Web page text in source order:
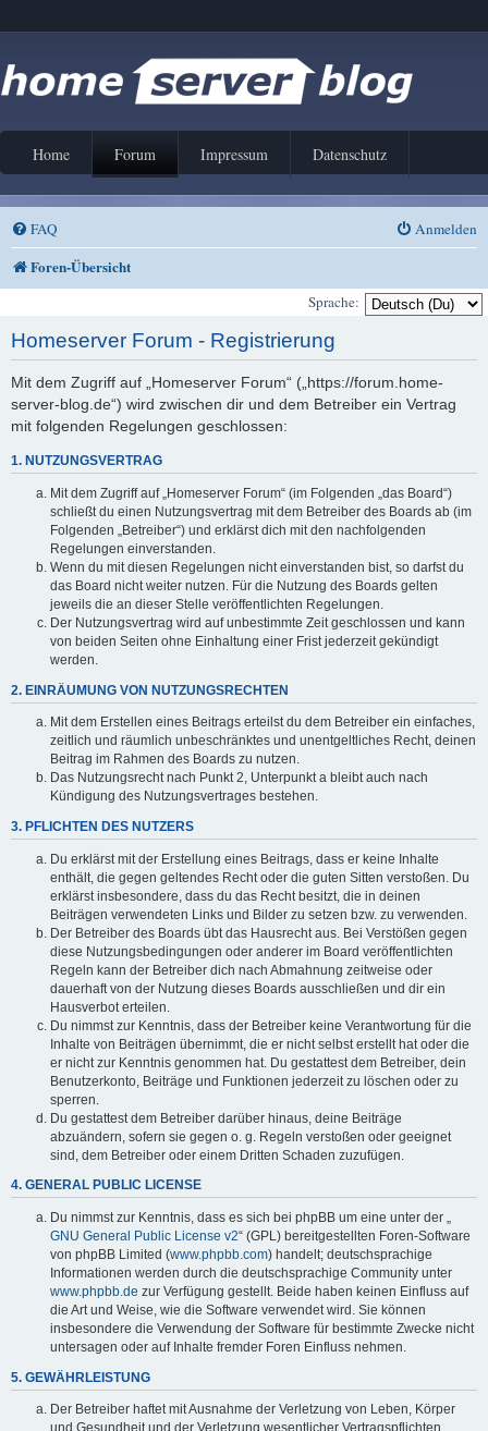
Home Forum Impressum Datenschutz
FAQ Anmelden
Foren-Übersicht
Sprache:
Homeserver Forum - Registrierung
Mit dem Zugriff auf „Homeserver Forum“ („https://forum.home-
server-blog.de“) wird zwischen dir und dem Betreiber ein Vertrag
mit folgenden Regelungen geschlossen:
1. NUTZUNGSVERTRAG
Mit dem Zugriff auf „Homeserver Forum“ (im Folgenden „das Board“)
schließt du einen Nutzungsvertrag mit dem Betreiber des Boards ab (im
Folgenden „Betreiber“) und erklärst dich mit den nachfolgenden
Regelungen einverstanden.
Wenn du mit diesen Regelungen nicht einverstanden bist, so darfst du
das Board nicht weiter nutzen. Für die Nutzung des Boards gelten
jeweils die an dieser Stelle veröffentlichten Regelungen.
Der Nutzungsvertrag wird auf unbestimmte Zeit geschlossen und kann
von beiden Seiten ohne Einhaltung einer Frist jederzeit gekündigt
werden.
2. EINRÄUMUNG VON NUTZUNGSRECHTEN
Mit dem Erstellen eines Beitrags erteilst du dem Betreiber ein einfaches,
zeitlich und räumlich unbeschränktes und unentgeltliches Recht, deinen
Beitrag im Rahmen des Boards zu nutzen.
Das Nutzungsrecht nach Punkt 2, Unterpunkt a bleibt auch nach
Kündigung des Nutzungsvertrages bestehen.
3. PFLICHTEN DES NUTZERS
Du erklärst mit der Erstellung eines Beitrags, dass er keine Inhalte
enthält, die gegen geltendes Recht oder die guten Sitten verstoßen. Du
erklärst insbesondere, dass du das Recht besitzt, die in deinen
Beiträgen verwendeten Links und Bilder zu setzen bzw. zu verwenden.
Der Betreiber des Boards übt das Hausrecht aus. Bei Verstößen gegen
diese Nutzungsbedingungen oder anderer im Board veröffentlichten
Regeln kann der Betreiber dich nach Abmahnung zeitweise oder
dauerhaft von der Nutzung dieses Boards ausschließen und dir ein
Hausverbot erteilen.
Du nimmst zur Kenntnis, dass der Betreiber keine Verantwortung für die
Inhalte von Beiträgen übernimmt, die er nicht selbst erstellt hat oder die
er nicht zur Kenntnis genommen hat. Du gestattest dem Betreiber, dein
Benutzerkonto, Beiträge und Funktionen jederzeit zu löschen oder zu
sperren.
Du gestattest dem Betreiber darüber hinaus, deine Beiträge
abzuändern, sofern sie gegen o. g. Regeln verstoßen oder geeignet
sind, dem Betreiber oder einem Dritten Schaden zuzufügen.
4. GENERAL PUBLIC LICENSE
Du nimmst zur Kenntnis, dass es sich bei phpBB um eine unter der „
GNU General Public License v2“ (GPL) bereitgestellten Foren-Software
von phpBB Limited (www.phpbb.com) handelt; deutschsprachige
Informationen werden durch die deutschsprachige Community unter
www.phpbb.de zur Verfügung gestellt. Beide haben keinen Einfluss auf
die Art und Weise, wie die Software verwendet wird. Sie können
insbesondere die Verwendung der Software für bestimmte Zwecke nicht
untersagen oder auf Inhalte fremder Foren Einfluss nehmen.
5. GEWÄHRLEISTUNG
Der Betreiber haftet mit Ausnahme der Verletzung von Leben, Körper